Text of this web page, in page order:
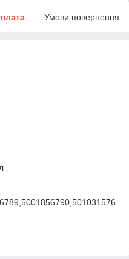
Умови повернення